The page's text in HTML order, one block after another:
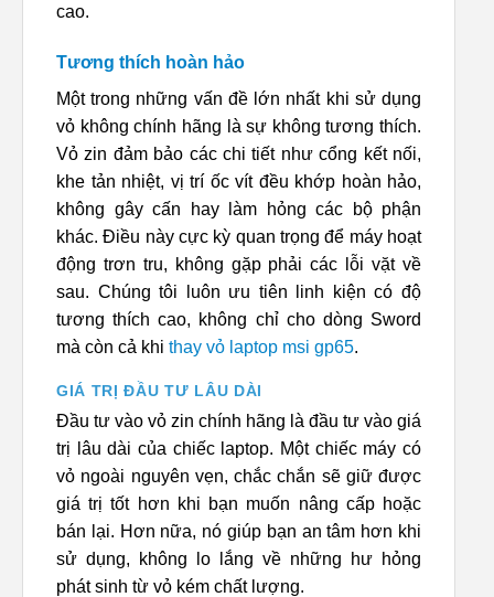
cao.
Tương thích hoàn hảo
Một trong những vấn đề lớn nhất khi sử dụng
vỏ không chính hãng là sự không tương thích.
Vỏ zin đảm bảo các chi tiết như cổng kết nối,
khe tản nhiệt, vị trí ốc vít đều khớp hoàn hảo,
không gây cấn hay làm hỏng các bộ phận
khác. Điều này cực kỳ quan trọng để máy hoạt
động trơn tru, không gặp phải các lỗi vặt về
sau. Chúng tôi luôn ưu tiên linh kiện có độ
tương thích cao, không chỉ cho dòng Sword
mà còn cả khi thay vỏ laptop msi gp65.
GIÁ TRỊ ĐẦU TƯ LÂU DÀI
Đầu tư vào vỏ zin chính hãng là đầu tư vào giá
trị lâu dài của chiếc laptop. Một chiếc máy có
vỏ ngoài nguyên vẹn, chắc chắn sẽ giữ được
giá trị tốt hơn khi bạn muốn nâng cấp hoặc
bán lại. Hơn nữa, nó giúp bạn an tâm hơn khi
sử dụng, không lo lắng về những hư hỏng
phát sinh từ vỏ kém chất lượng.